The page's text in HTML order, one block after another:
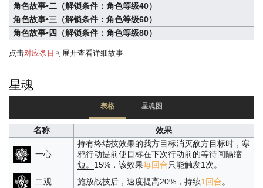
角色故事•二（解锁条件：角色等级40）
角色故事•三（解锁条件：角色等级60）
角色故事•四（解锁条件：角色等级80）
点击对应条目 可展开查看详细故事
星魂
表格 星魂图
名称 效果
一心
持有终结技效果的我方目标消灭敌方目标时，寒
鸦行动提前使目标在下次行动前的等待间隔缩
短。 15%，该效果每回合只能触发1次。
二观
施放战技后，速度提高20%，持续1回合。